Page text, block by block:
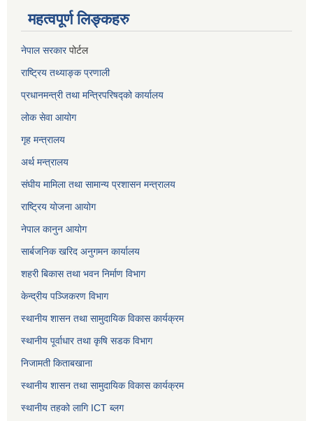
महत्वपूर्ण लिङ्कहरु
नेपाल सरकारपोर्टल
राष्ट्रिय तथ्याङ्क प्रणाली
प्रधानमन्त्री तथा मन्त्रिपरिषद्को कार्यालय
लोक सेवाआयोग
गृह मन्त्रालय
अर्थ मन्त्रालय
संघीय मामिला तथा सामान्य प्रशासन मन्त्रालय
राष्ट्रिय योजना आयोग
नेपाल कानुन आयोग
सार्बजनिक खरिद अनुगमन कार्यालय
शहरी बिकास तथा भवन निर्माण विभाग
केन्द्रीय पञ्जिकरण विभाग
स्थानीय शासन तथा सामुदायिक विकास कार्यक्रम
स्थानीय पूर्वाधार तथा कृषि सडक विभाग
निजामती किताबखाना
स्थानीय शासन तथा सामुदायिक विकास कार्यक्रम
स्थानीय तहको लागि ICT ब्लग